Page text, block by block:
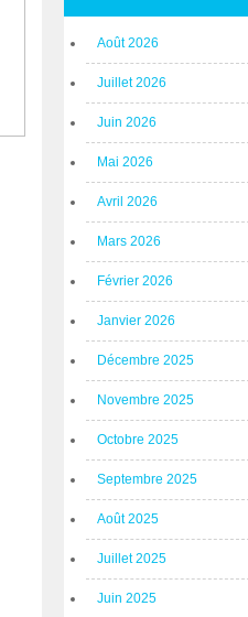
Août 2026
Juillet 2026
Juin 2026
Mai 2026
Avril 2026
Mars 2026
Février 2026
Janvier 2026
Décembre 2025
Novembre 2025
Octobre 2025
Septembre 2025
Août 2025
Juillet 2025
Juin 2025